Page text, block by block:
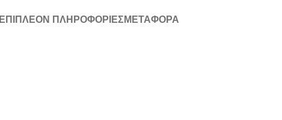
ΕΠΙΠΛΈΟΝ ΠΛΗΡΟΦΟΡΊΕΣ ΜΕΤΑΦΟΡΆ